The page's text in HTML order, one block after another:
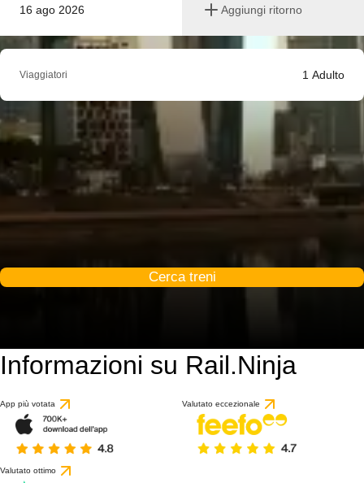
16 ago 2026 Aggiungi ritorno
Viaggiatori 1 Adulto
Cerca treni
Informazioni su Rail.Ninja
App più votata Valutato eccezionale
Valutato ottimo